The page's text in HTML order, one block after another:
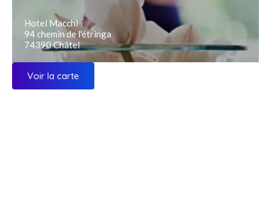
Hotel Macchi
94 chemin de l'étringa
74390 Châtel
Voir la carte